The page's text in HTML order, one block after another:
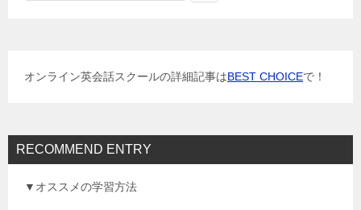
オンライン英会話スクールの詳細記事はBEST CHOICEで！
RECOMMEND ENTRY
▼オススメの学習方法